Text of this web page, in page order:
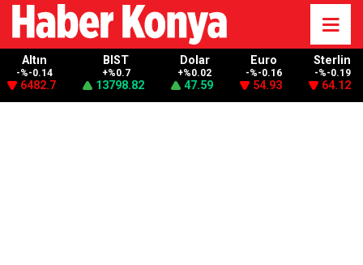
Altın
-%-0.14
6482.7
BIST
+%0.7
13798.82
Dolar
+%0.02
47.59
Euro
-%-0.16
54.93
Sterlin
-%-0.19
64.12